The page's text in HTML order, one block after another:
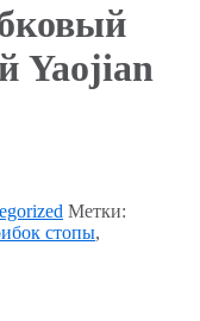
Yaojian
Метки:
стопы,